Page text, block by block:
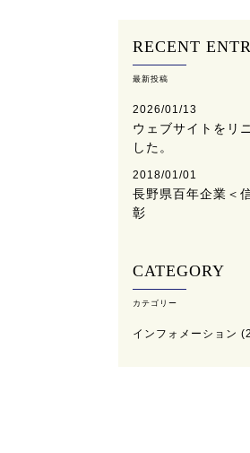
RECENT
最新投稿
2026/01/13
ウェブサイトをリ
した。
2018/01/01
長野県百年企業＜
彰
CATEGORY
カテゴリー
インフォメーション